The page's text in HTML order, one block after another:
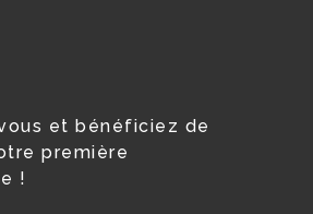
et bénéficiez de
première
!